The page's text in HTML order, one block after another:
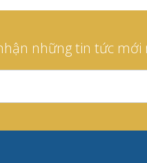
những tin tức